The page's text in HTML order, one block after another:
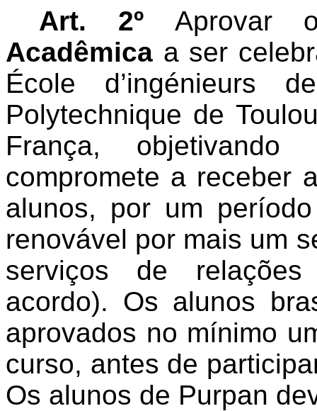
Art. 2º
Acadêmica a ser
École d’ingénieurs
Polytechnique de
França, objetivando
compromete a receber
alunos, por um
renovável por mais um
serviços de
acordo). Os alunos
aprovados no mínimo
curso, antes de
Os alunos de Purpan